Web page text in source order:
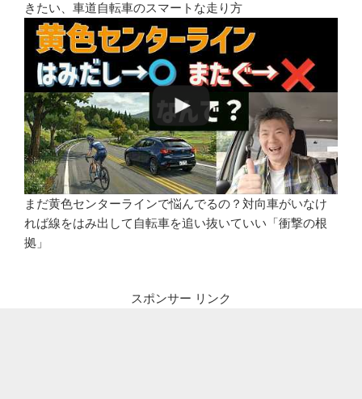
きたい、車道自転車のスマートな走り方
まだ黄色センターラインで悩んでるの？対向車がいなけ
れば線をはみ出して自転車を追い抜いていい「衝撃の根
拠」
スポンサー リンク